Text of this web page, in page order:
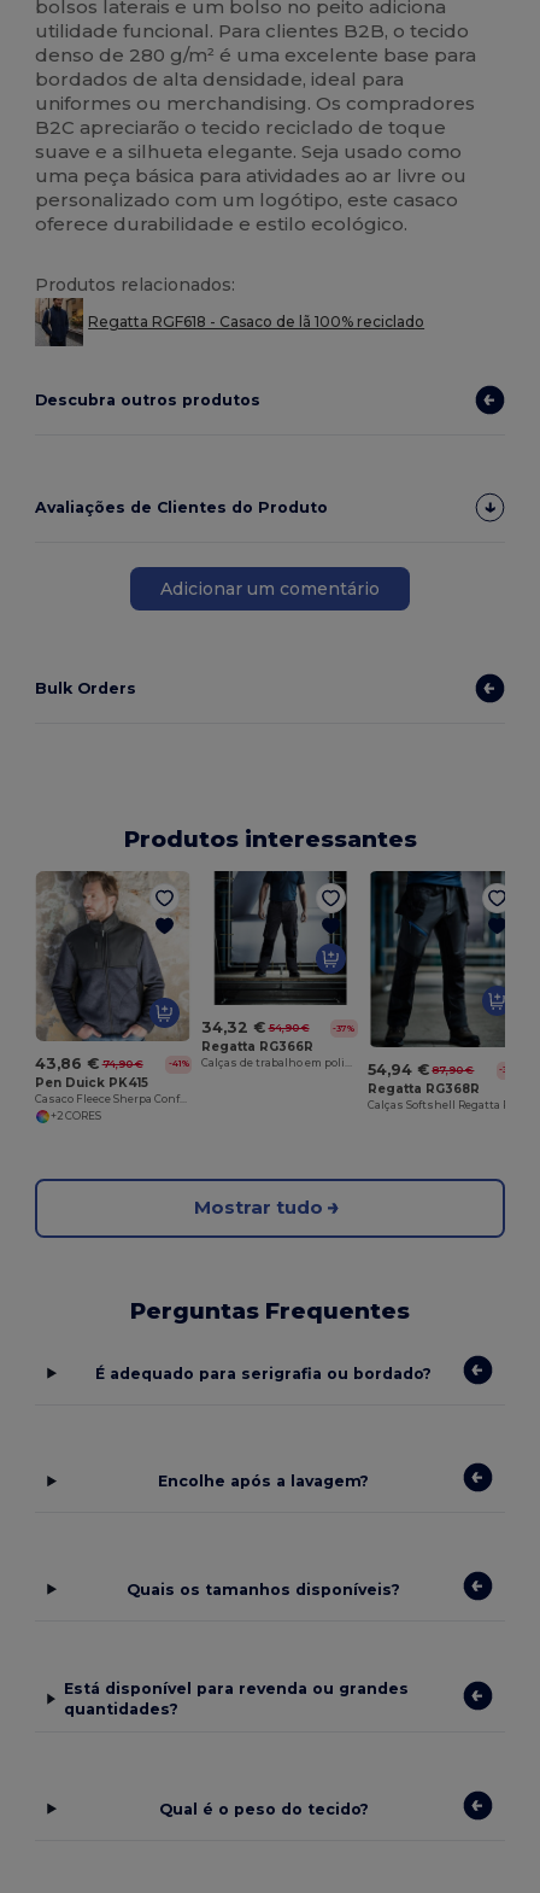
bolsos laterais e um bolso no peito adiciona
utilidade funcional. Para clientes B2B, o tecido
denso de 280 g/m² é uma excelente base para
bordados de alta densidade, ideal para
uniformes ou merchandising. Os compradores
B2C apreciarão o tecido reciclado de toque
suave e a silhueta elegante. Seja usado como
uma peça básica para atividades ao ar livre ou
personalizado com um logótipo, este casaco
oferece durabilidade e estilo ecológico.
Produtos relacionados:
Regatta RGF618 - Casaco de lã 100% reciclado
Descubra outros produtos
Avaliações de Clientes do Produto
Adicionar um comentário
Bulk Orders
Produtos interessantes
43,86 € 74,90 € -41%
Pen Duick PK415
Casaco Fleece Sherpa Conforto Portland
+2 CORES
34,32 € 54,90 € -37%
Regatta RG366R
Calças de trabalho em poliéster 54,94 € 87,90 € -37%
Regatta RG368R
Mostrar tudo
Perguntas Frequentes
É adequado para serigrafia ou bordado?
Encolhe após a lavagem?
Quais os tamanhos disponíveis?
Está disponível para revenda ou grandes
quantidades?
Qual é o peso do tecido?